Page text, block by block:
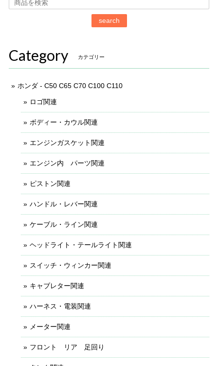
search
Category カテゴリー
ホンダ - C50 C65 C70 C100 C110
ロゴ関連
ボディー・カウル関連
エンジンガスケット関連
エンジン内 パーツ関連
ピストン関連
ハンドル・レバー関連
ケーブル・ライン関連
ヘッドライト・テールライト関連
スイッチ・ウィンカー関連
キャブレター関連
ハーネス・電装関連
メーター関連
フロント リア 足回り